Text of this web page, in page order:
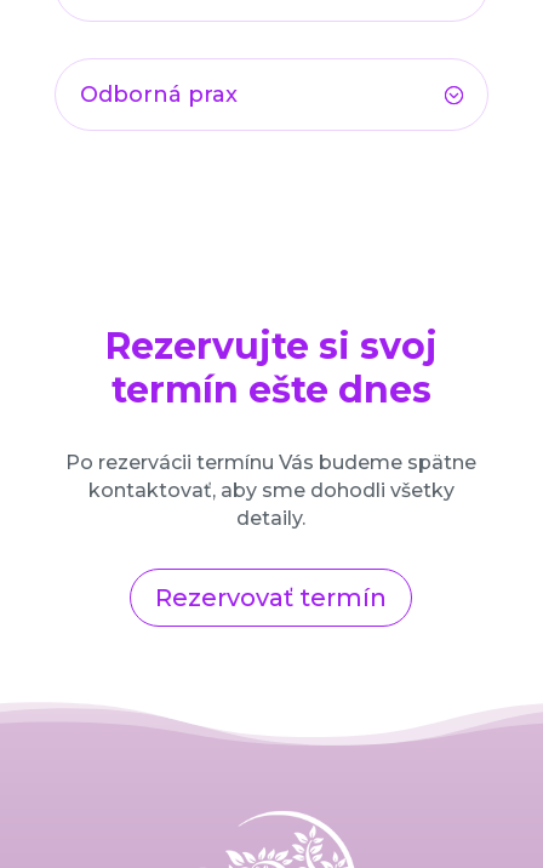
Odborná prax
Rezervujte si svoj
termín ešte dnes
Po rezervácii termínu Vás budeme spätne
kontaktovať, aby sme dohodli všetky
detaily.
Rezervovať termín